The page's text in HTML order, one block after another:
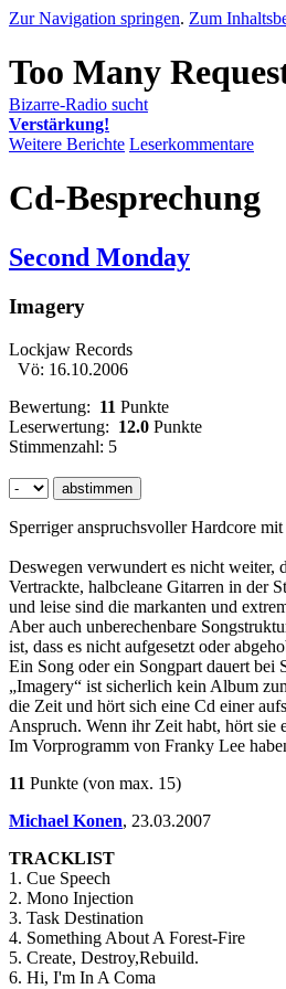
Zur Navigation springen. Zum
Bizarre-Radio sucht
Verstärkung!
Weitere Berichte Leserkommentare
Cd-Besprechung
Second Monday
Imagery
Lockjaw Records
Vö: 16.10.2006
Bewertung: 11 Punkte
Leserwertung: 12.0 Punkte
Stimmenzahl: 5
Sperriger anspruchsvoller Hardcore
Deswegen verwundert es nicht weiter,
Vertrackte, halbcleane Gitarren in der
und leise sind die markanten und
Aber auch unberechenbare
ist, dass es nicht aufgesetzt oder
Ein Song oder ein Songpart dauert
„Imagery“ ist sicherlich kein Album
die Zeit und hört sich eine Cd einer
Anspruch. Wenn ihr Zeit habt, hört sie
Im Vorprogramm von Franky Lee
11 Punkte (von max. 15)
Michael Konen, 23.03.2007
TRACKLIST
1. Cue Speech
2. Mono Injection
3. Task Destination
4. Something About A Forest-Fire
5. Create, Destroy,Rebuild.
6. Hi, I'm In A Coma